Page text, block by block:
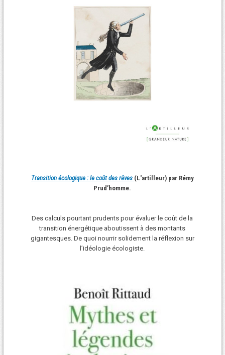
Transition écologique : le coût des rêves (L'artilleur) par Rémy
Prud’homme.
Des calculs pourtant prudents pour évaluer le coût de la
transition énergétique aboutissent à des montants
gigantesques. De quoi nourrir solidement la réflexion sur
l’idéologie écologiste.